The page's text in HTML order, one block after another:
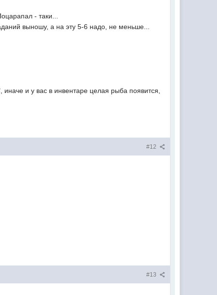
- таки...
выношу, а на эту 5-6 надо, не меньше...
и у вас в инвентаре целая рыба появится,
#12
#13